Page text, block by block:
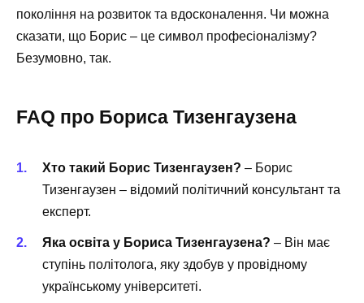
покоління на розвиток та вдосконалення. Чи можна
сказати, що Борис – це символ професіоналізму?
Безумовно, так.
FAQ про Бориса Тизенгаузена
Хто такий Борис Тизенгаузен? – Борис
Тизенгаузен – відомий політичний консультант та
експерт.
Яка освіта у Бориса Тизенгаузена? – Він має
ступінь політолога, яку здобув у провідному
українському університеті.